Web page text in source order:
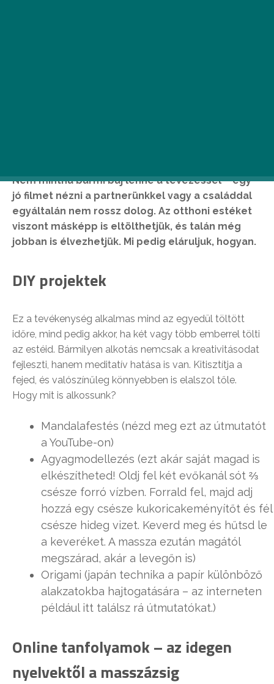
Nem mintha bármi baj lenne a tévézéssel – egy
jó filmet nézni a partnerünkkel vagy a családdal
egyáltalán nem rossz dolog. Az otthoni estéket
viszont másképp is eltölthetjük, és talán még
jobban is élvezhetjük. Mi pedig eláruljuk, hogyan.
DIY projektek
Ez a tevékenység alkalmas mind az egyedül töltött
időre, mind pedig akkor, ha két vagy több emberrel tölti
az estéid. Bármilyen alkotás nemcsak a kreativitásodat
fejleszti, hanem meditatív hatása is van. Kitisztítja a
fejed, és valószínűleg könnyebben is elalszol tőle.
Hogy mit is alkossunk?
Mandalafestés (nézd meg ezt az útmutatót
a YouTube-on)
Agyagmodellezés (ezt akár saját magad is
elkészítheted! Oldj fel két evőkanál sót ⅔
csésze forró vízben. Forrald fel, majd adj
hozzá egy csésze kukoricakeményítőt és fél
csésze hideg vizet. Keverd meg és hűtsd le
a keveréket. A massza ezután magától
megszárad, akár a levegőn is)
Origami (japán technika a papír különböző
alakzatokba hajtogatására – az interneten
például itt találsz rá útmutatókat.)
Online tanfolyamok – az idegen
nyelvektől a masszázsig